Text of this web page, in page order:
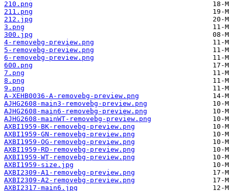
210.png
211.png
212.jpg
3.png
300.jpg
4-removebg-preview.png
5-removebg-preview.png
6-removebg-preview.png
600.png
7.png
8.png
9.png
A-XEHB0036-A-removebg-preview.png
AJHG2608-main3-removebg-preview.png
AJHG2608-main6-removebg-preview.png
AJHG2608-mainWT-removebg-preview.png
AXBI1959-BK-removebg-preview.png
AXBI1959-GN-removebg-preview.png
AXBI1959-OG-removebg-preview.png
AXBI1959-RD-removebg-preview.png
AXBI1959-WT-removebg-preview.png
AXBI1959-size.jpg
AXBI2309-A1-removebg-preview.png
AXBI2309-A2-removebg-preview.png
AXBI2317-main6.jpg